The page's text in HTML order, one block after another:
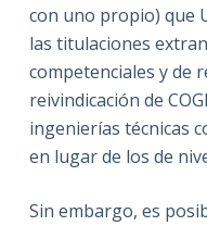
con uno propio) que
las titulaciones
competenciales y de
reivindicación de
ingenierías técnicas
en lugar de los de
Sin embargo, es